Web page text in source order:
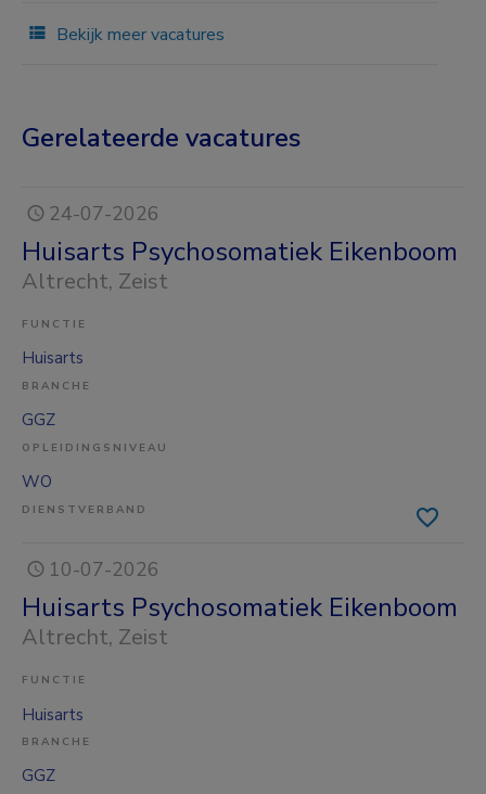
Bekijk meer vacatures
Gerelateerde vacatures
24-07-2026
Huisarts Psychosomatiek Eikenboom
Altrecht, Zeist
FUNCTIE
Huisarts
BRANCHE
GGZ
OPLEIDINGSNIVEAU
WO
DIENSTVERBAND
10-07-2026
Huisarts Psychosomatiek Eikenboom
Altrecht, Zeist
FUNCTIE
Huisarts
BRANCHE
GGZ